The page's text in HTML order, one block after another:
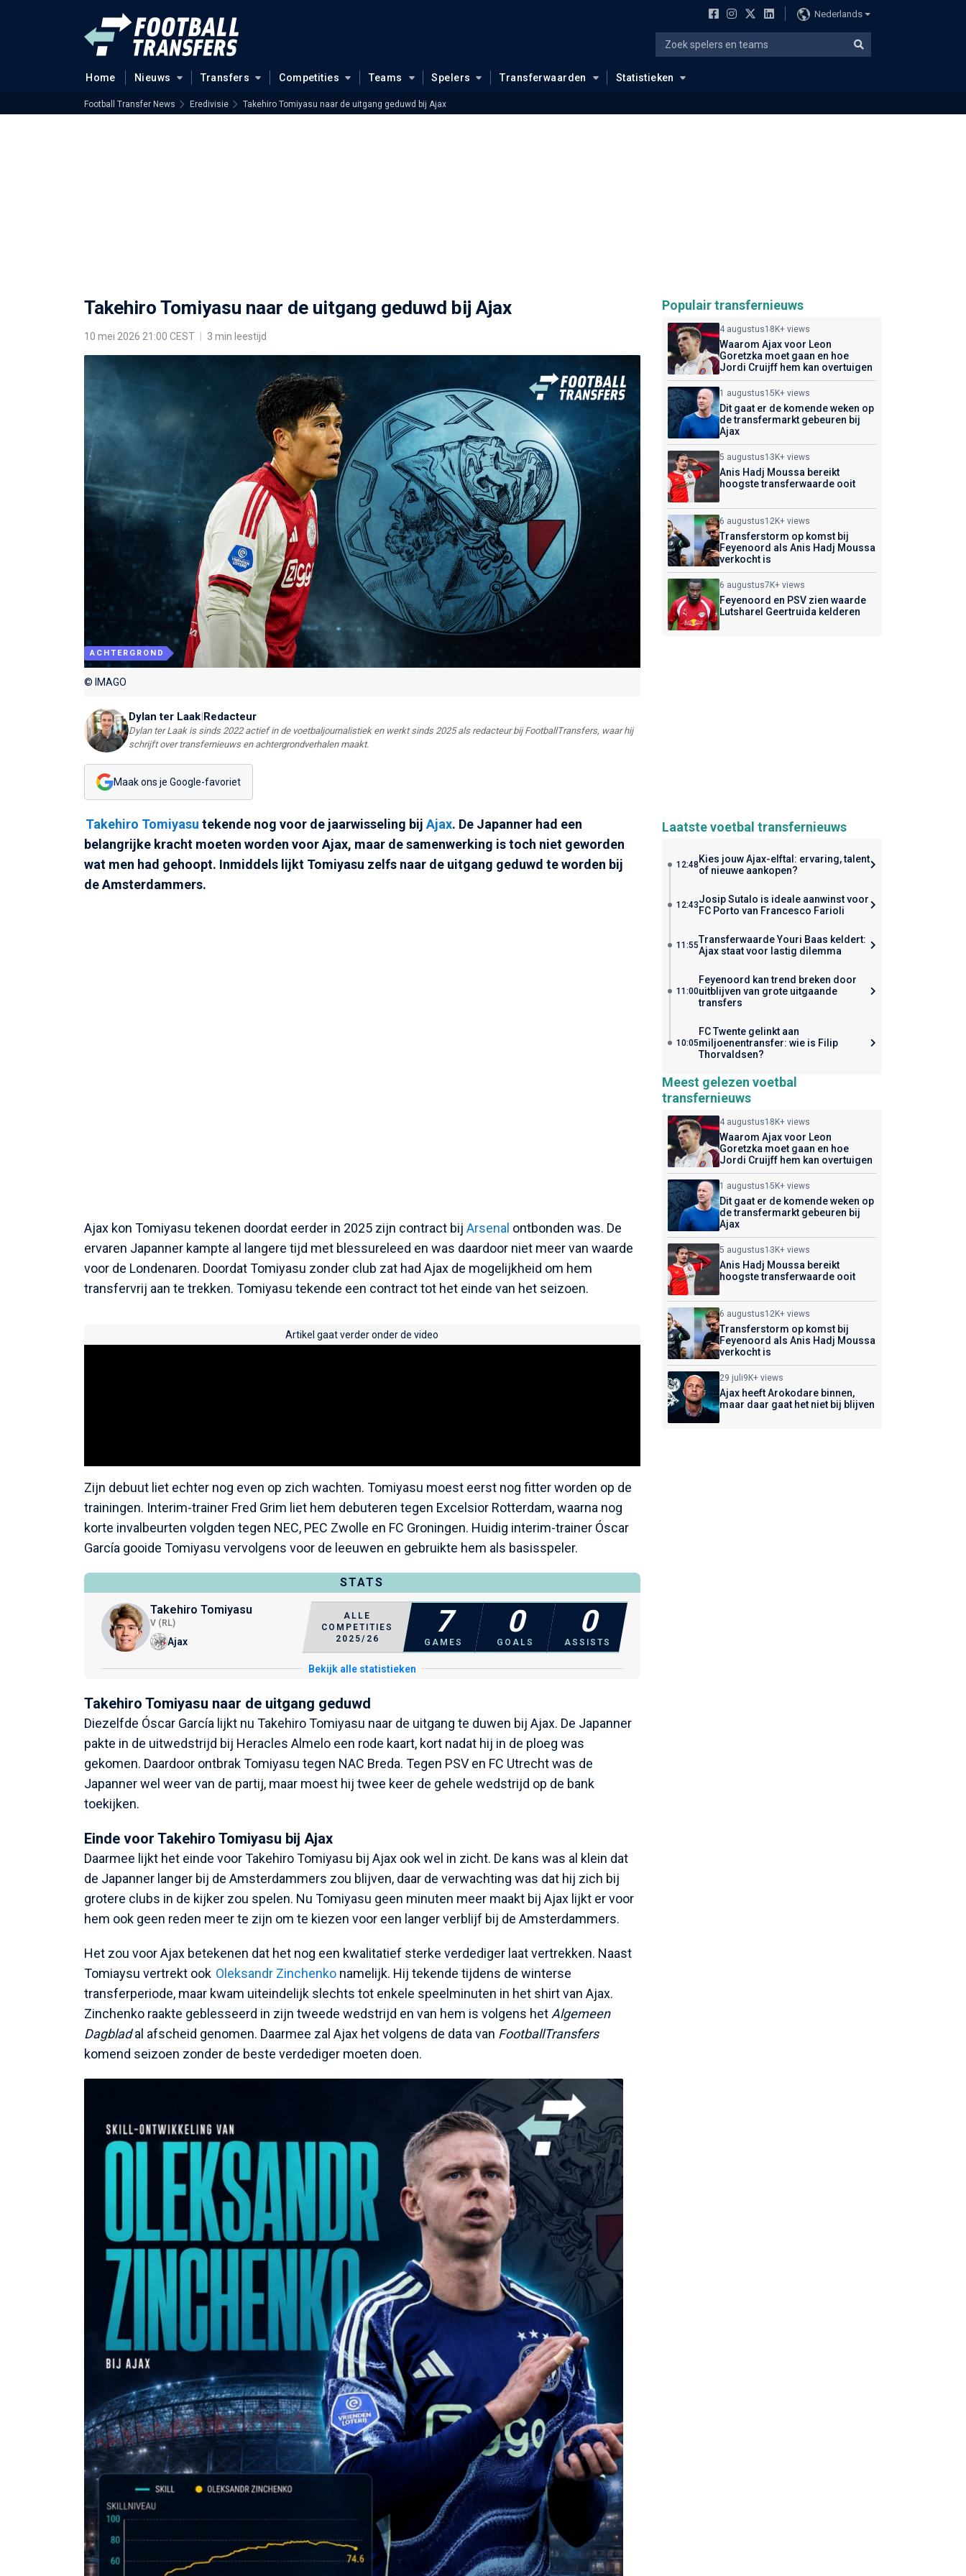
Nederlands
Home Nieuws Transfers Competities Teams Spelers Transferwaarden Statistieken
Football Transfer News Eredivisie Takehiro Tomiyasu naar de uitgang geduwd bij Ajax
Takehiro Tomiyasu naar de uitgang geduwd bij Ajax
10 mei 2026 21:00 CEST 3 min leestijd
ACHTERGROND
© IMAGO
Dylan ter Laak|Redacteur
Dylan ter Laak is sinds 2022 actief in de voetbaljournalistiek en werkt sinds 2025 als redacteur bij FootballTransfers, waar hij
schrijft over transfernieuws en achtergrondverhalen maakt.
Maak ons je Google-favoriet
Takehiro Tomiyasu tekende nog voor de jaarwisseling bij Ajax. De Japanner had een
belangrijke kracht moeten worden voor Ajax, maar de samenwerking is toch niet geworden
wat men had gehoopt. Inmiddels lijkt Tomiyasu zelfs naar de uitgang geduwd te worden bij
de Amsterdammers.
Ajax kon Tomiyasu tekenen doordat eerder in 2025 zijn contract bij Arsenal ontbonden was. De
ervaren Japanner kampte al langere tijd met blessureleed en was daardoor niet meer van waarde
voor de Londenaren. Doordat Tomiyasu zonder club zat had Ajax de mogelijkheid om hem
transfervrij aan te trekken. Tomiyasu tekende een contract tot het einde van het seizoen.
Artikel gaat verder onder de video
Zijn debuut liet echter nog even op zich wachten. Tomiyasu moest eerst nog fitter worden op de
trainingen. Interim-trainer Fred Grim liet hem debuteren tegen Excelsior Rotterdam, waarna nog
korte invalbeurten volgden tegen NEC, PEC Zwolle en FC Groningen. Huidig interim-trainer Óscar
García gooide Tomiyasu vervolgens voor de leeuwen en gebruikte hem als basisspeler.
STATS
Takehiro Tomiyasu
V (RL)
Ajax
ALLE
COMPETITIES
2025/26
7
GAMES
0
GOALS
0
ASSISTS
Bekijk alle statistieken
Takehiro Tomiyasu naar de uitgang geduwd
Diezelfde Óscar García lijkt nu Takehiro Tomiyasu naar de uitgang te duwen bij Ajax. De Japanner
pakte in de uitwedstrijd bij Heracles Almelo een rode kaart, kort nadat hij in de ploeg was
gekomen. Daardoor ontbrak Tomiyasu tegen NAC Breda. Tegen PSV en FC Utrecht was de
Japanner wel weer van de partij, maar moest hij twee keer de gehele wedstrijd op de bank
toekijken.
Einde voor Takehiro Tomiyasu bij Ajax
Daarmee lijkt het einde voor Takehiro Tomiyasu bij Ajax ook wel in zicht. De kans was al klein dat
de Japanner langer bij de Amsterdammers zou blijven, daar de verwachting was dat hij zich bij
grotere clubs in de kijker zou spelen. Nu Tomiyasu geen minuten meer maakt bij Ajax lijkt er voor
hem ook geen reden meer te zijn om te kiezen voor een langer verblijf bij de Amsterdammers.
Het zou voor Ajax betekenen dat het nog een kwalitatief sterke verdediger laat vertrekken. Naast
Tomiaysu vertrekt ook Oleksandr Zinchenkonamelijk. Hij tekende tijdens de winterse
transferperiode, maar kwam uiteindelijk slechts tot enkele speelminuten in het shirt van Ajax.
Zinchenko raakte geblesseerd in zijn tweede wedstrijd en van hem is volgens het Algemeen
Dagbladal afscheid genomen. Daarmee zal Ajax het volgens de data van FootballTransfers
komend seizoen zonder de beste verdediger moeten doen.
Populair transfernieuws
4 augustus18K+ views
Waarom Ajax voor Leon
Goretzka moet gaan en hoe
Jordi Cruijff hem kan overtuigen
1 augustus15K+ views
Dit gaat er de komende weken op
de transfermarkt gebeuren bij
Ajax
5 augustus13K+ views
Anis Hadj Moussa bereikt
hoogste transferwaarde ooit
6 augustus12K+ views
Transferstorm op komst bij
Feyenoord als Anis Hadj Moussa
verkocht is
6 augustus7K+ views
Feyenoord en PSV zien waarde
Lutsharel Geertruida kelderen
Laatste voetbal transfernieuws
12:48 Kies jouw Ajax-elftal: ervaring, talent
of nieuwe aankopen?
12:43Josip Sutalo is ideale aanwinst voor
FC Porto van Francesco Farioli
11:55Transferwaarde Youri Baas keldert:
Ajax staat voor lastig dilemma
11:00
Feyenoord kan trend breken door
uitblijven van grote uitgaande
transfers
10:05
FC Twente gelinkt aan
miljoenentransfer: wie is Filip
Thorvaldsen?
Meest gelezen voetbal
transfernieuws
4 augustus18K+ views
Waarom Ajax voor Leon
Goretzka moet gaan en hoe
Jordi Cruijff hem kan overtuigen
1 augustus15K+ views
Dit gaat er de komende weken op
de transfermarkt gebeuren bij
Ajax
5 augustus13K+ views
Anis Hadj Moussa bereikt
hoogste transferwaarde ooit
6 augustus12K+ views
Transferstorm op komst bij
Feyenoord als Anis Hadj Moussa
verkocht is
29 juli9K+ views
Ajax heeft Arokodare binnen,
maar daar gaat het niet bij blijven